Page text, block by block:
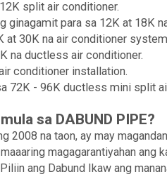
split air conditioner.
para sa 12K at 18K
at 30K na air conditioner
na ductless air conditioner.
conditioner installation.
72K - 96K ductless mini split
sa DABUND PIPE?
2008 na taon, ay may
magagarantiyahan ang
ang Dabund Ikaw ang